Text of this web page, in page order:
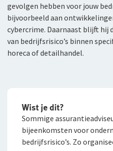
gevolgen hebben voor jouw
bijvoorbeeld aan
cybercrime. Daarnaast blijft hij
van bedrijfsrisico’s binnen
horeca of detailhandel.
Wist je dit?
Sommige
bijeenkomsten voor
bedrijfsrisico’s. Zo